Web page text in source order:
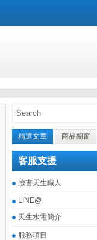
精選文章 商品櫥窗
客服支援
臉書天生職人
LINE@
天生水電簡介
服務項目